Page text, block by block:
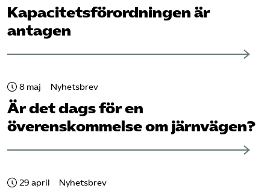
Kapacitets­förordningen är
antagen
8 maj Nyhetsbrev
Är det dags för en
överenskommelse om järnvägen?
29 april Nyhetsbrev